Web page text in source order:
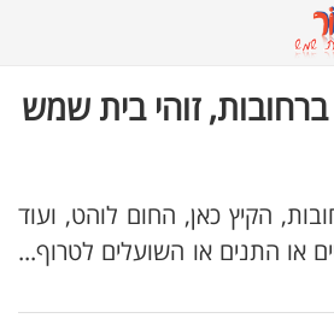
זוהי בית שמש
הקיץ כאן, החום לוהט, ועוד
או התנים או השועלים לטרוף...